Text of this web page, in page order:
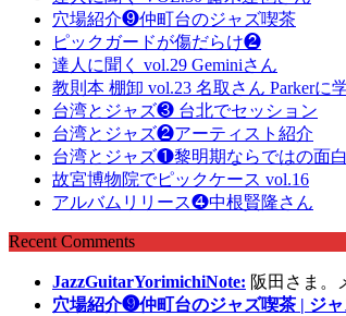
穴場紹介❾仲町台のジャズ喫茶
ピックガードが傷だらけ❷
達人に聞く vol.29 Geminiさん
教則本 棚卸 vol.23 名取さん Parkerに
台湾とジャズ❸ 台北でセッション
台湾とジャズ❷アーティスト紹介
台湾とジャズ❶黎明期ならではの面
故宮博物院でピックケース vol.16
アルバムリリース❹中根賢隆さん
Recent Comments
JazzGuitarYorimichiNote: 阪田さま。
穴場紹介❾仲町台のジャズ喫茶 | ジ